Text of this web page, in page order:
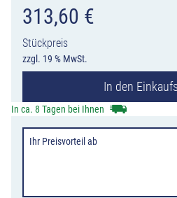
313,60 €
Stückpreis
zzgl. 19 % MwSt.
In den
In ca. 8 Tagen bei Ihnen
Ihr Preisvorteil ab